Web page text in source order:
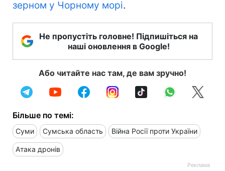
зерном у Чорному морі.
Не пропустіть головне! Підпишіться на
наші оновлення в Google!
Або читайте нас там, де вам зручно!
Більше по темі:
Суми Сумська область Війна Росії проти України
Атака дронів